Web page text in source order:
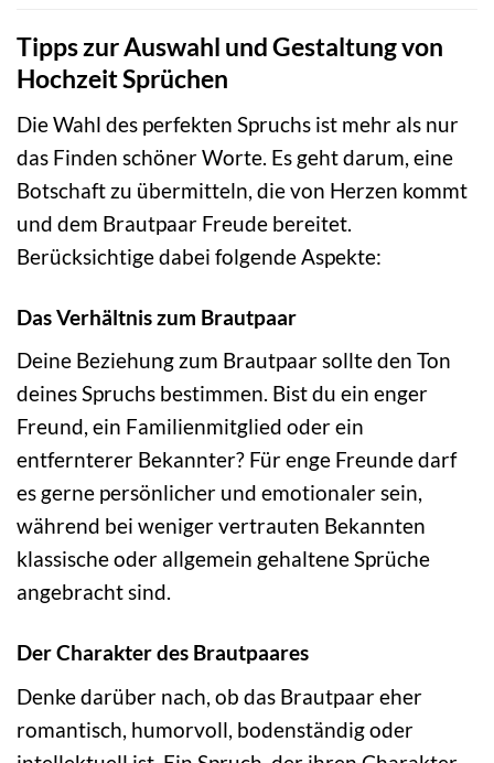
Tipps zur Auswahl und Gestaltung von
Hochzeit Sprüchen
Die Wahl des perfekten Spruchs ist mehr als nur
das Finden schöner Worte. Es geht darum, eine
Botschaft zu übermitteln, die von Herzen kommt
und dem Brautpaar Freude bereitet.
Berücksichtige dabei folgende Aspekte:
Das Verhältnis zum Brautpaar
Deine Beziehung zum Brautpaar sollte den Ton
deines Spruchs bestimmen. Bist du ein enger
Freund, ein Familienmitglied oder ein
entfernterer Bekannter? Für enge Freunde darf
es gerne persönlicher und emotionaler sein,
während bei weniger vertrauten Bekannten
klassische oder allgemein gehaltene Sprüche
angebracht sind.
Der Charakter des Brautpaares
Denke darüber nach, ob das Brautpaar eher
romantisch, humorvoll, bodenständig oder